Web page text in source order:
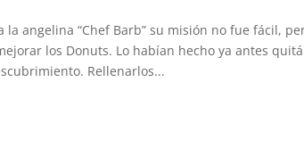
la angelina “Chef Barb” su misión no fue fácil,
los Donuts. Lo habían hecho ya antes
Rellenarlos...